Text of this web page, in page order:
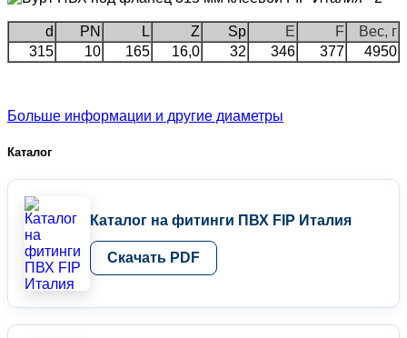
d PN L Z Sp E F
Вес, г
315
10 165 16,0 32 346 377 4950
Больше информации и другие диаметры
Каталог
Каталог на фитинги ПВХ FIP Италия
Скачать PDF